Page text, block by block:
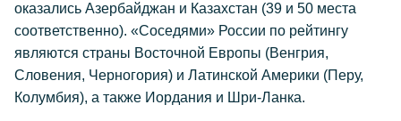
оказались Азербайджан и Казахстан (39 и 50 места
соответственно). «Соседями» России по рейтингу
являются страны Восточной Европы (Венгрия,
Словения, Черногория) и Латинской Америки (Перу,
Колумбия), а также Иордания и Шри-Ланка.